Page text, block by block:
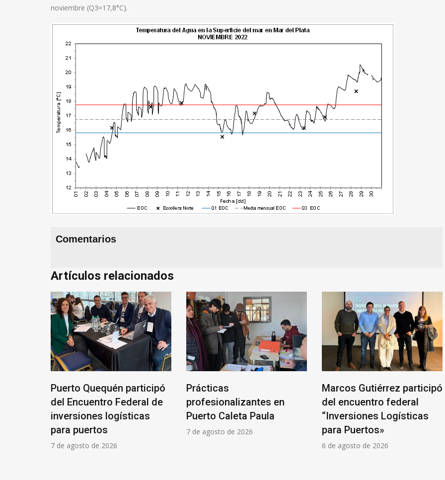
noviembre (Q3=17,8°C).
Comentarios
Artículos relacionados
Puerto Quequén participó
del Encuentro Federal de
inversiones logísticas
para puertos
7 de agosto de 2026
Prácticas
profesionalizantes en
Puerto Caleta Paula
7 de agosto de 2026
Marcos Gutiérrez participó
del encuentro federal
“Inversiones Logísticas
para Puertos»
6 de agosto de 2026